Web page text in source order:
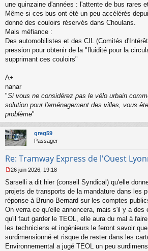
une quinzaine d'années : l'attente de bus rares
Même si ces bus ont été un peu accélérés
donné des couloirs réservés dans Choulans.
Mais méfiance :
Des automobilistes et des CIL (Comités
pression pour obtenir de la "fluidité pour la
supprimant ces couloirs"
A+
nanar
"Si vous ne considérez pas le vélo urbain
solution pour l'aménagement des villes, vous
problème"
greg59
Passager
Re: Tramway Express de l'Ouest
e
s
s
a
g
e
n
o
n
26 juin 2026, 19:18
Sarselli a dit hier (conseil Syndical) qu'elle
projets de transports de la mandature dans les
réponse à Bruno Bernard sur les comptes
On verra ce qu'elle annoncera, mais s'il y a des
qu'il faut garder le TEOL, elle aura du mal à
les techniciens et ingénieurs le feront savoir
surdimensionné et risque de rester dans les
Environnemental a jugé TEOL un peu